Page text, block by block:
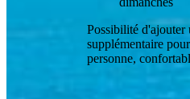
Possibilité d'ajouter
supplémentaire
personne,